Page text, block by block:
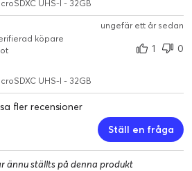
UHS-I - 32GB
ungefär ett år sedan
köpare
1
0
UHS-I - 32GB
fler recensioner
Ställ en fråga
ännu ställts på denna produkt